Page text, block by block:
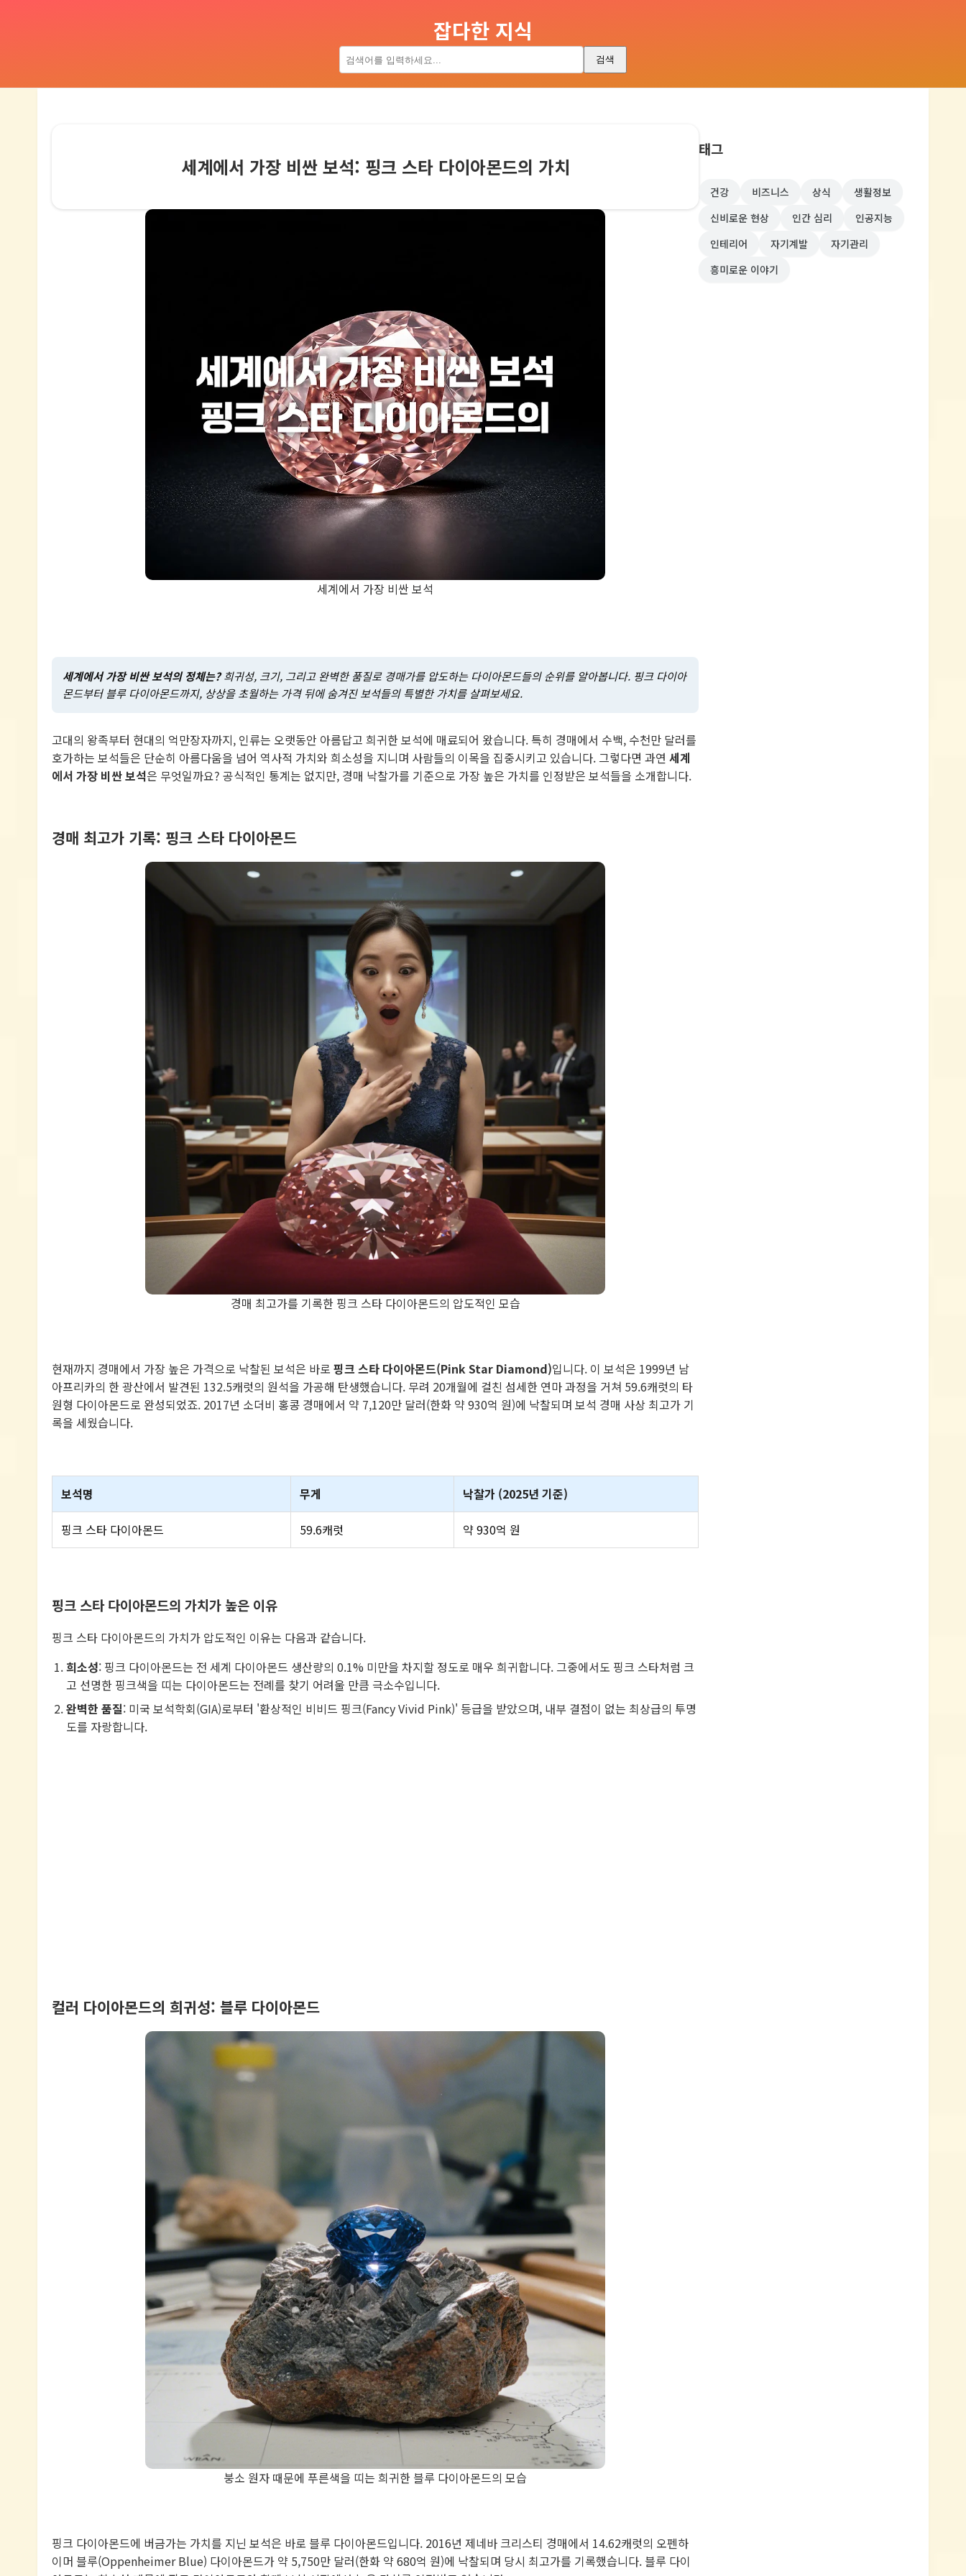
잡다한 지식
검색
세계에서 가장 비싼 보석: 핑크 스타 다이아몬드의 가치
세계에서 가장 비싼 보석
세계에서 가장 비싼 보석의 정체는?희귀성, 크기, 그리고 완벽한 품질로 경매가를 압도하는 다이아몬드들의 순위를 알아봅니다. 핑크 다이아
몬드부터 블루 다이아몬드까지, 상상을 초월하는 가격 뒤에 숨겨진 보석들의 특별한 가치를 살펴보세요.
고대의 왕족부터 현대의 억만장자까지, 인류는 오랫동안 아름답고 희귀한 보석에 매료되어 왔습니다. 특히 경매에서 수백, 수천만 달러를
호가하는 보석들은 단순히 아름다움을 넘어 역사적 가치와 희소성을 지니며 사람들의 이목을 집중시키고 있습니다. 그렇다면 과연 세계
에서 가장 비싼 보석은 무엇일까요? 공식적인 통계는 없지만, 경매 낙찰가를 기준으로 가장 높은 가치를 인정받은 보석들을 소개합니다.
경매 최고가 기록: 핑크 스타 다이아몬드
경매 최고가를 기록한 핑크 스타 다이아몬드의 압도적인 모습
현재까지 경매에서 가장 높은 가격으로 낙찰된 보석은 바로 핑크 스타 다이아몬드(Pink Star Diamond)입니다. 이 보석은 1999년 남
아프리카의 한 광산에서 발견된 132.5캐럿의 원석을 가공해 탄생했습니다. 무려 20개월에 걸친 섬세한 연마 과정을 거쳐 59.6캐럿의 타
원형 다이아몬드로 완성되었죠. 2017년 소더비 홍콩 경매에서 약 7,120만 달러(한화 약 930억 원)에 낙찰되며 보석 경매 사상 최고가 기
록을 세웠습니다.
보석명 무게 낙찰가 (2025년 기준)
핑크 스타 다이아몬드 59.6캐럿 약 930억 원
핑크 스타 다이아몬드의 가치가 높은 이유
핑크 스타 다이아몬드의 가치가 압도적인 이유는 다음과 같습니다.
희소성: 핑크 다이아몬드는 전 세계 다이아몬드 생산량의 0.1% 미만을 차지할 정도로 매우 희귀합니다. 그중에서도 핑크 스타처럼 크
고 선명한 핑크색을 띠는 다이아몬드는 전례를 찾기 어려울 만큼 극소수입니다.
완벽한 품질: 미국 보석학회(GIA)로부터 '환상적인 비비드 핑크(Fancy Vivid Pink)' 등급을 받았으며, 내부 결점이 없는 최상급의 투명
도를 자랑합니다.
컬러 다이아몬드의 희귀성: 블루 다이아몬드
붕소 원자 때문에 푸른색을 띠는 희귀한 블루 다이아몬드의 모습
핑크 다이아몬드에 버금가는 가치를 지닌 보석은 바로 블루 다이아몬드입니다. 2016년 제네바 크리스티 경매에서 14.62캐럿의 오펜하
이머 블루(Oppenheimer Blue) 다이아몬드가 약 5,750만 달러(한화 약 680억 원)에 낙찰되며 당시 최고가를 기록했습니다. 블루 다이
태그
건강 비즈니스 상식
생활정보
신비로운 현상
인간 심리
인공지능
인테리어
자기계발
자기관리
흥미로운 이야기